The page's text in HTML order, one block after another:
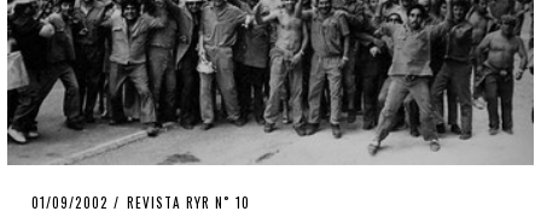
POSTED
01/09/2002 28/04/2020
REVISTA RYR N˚ 10